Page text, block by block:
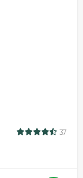
37